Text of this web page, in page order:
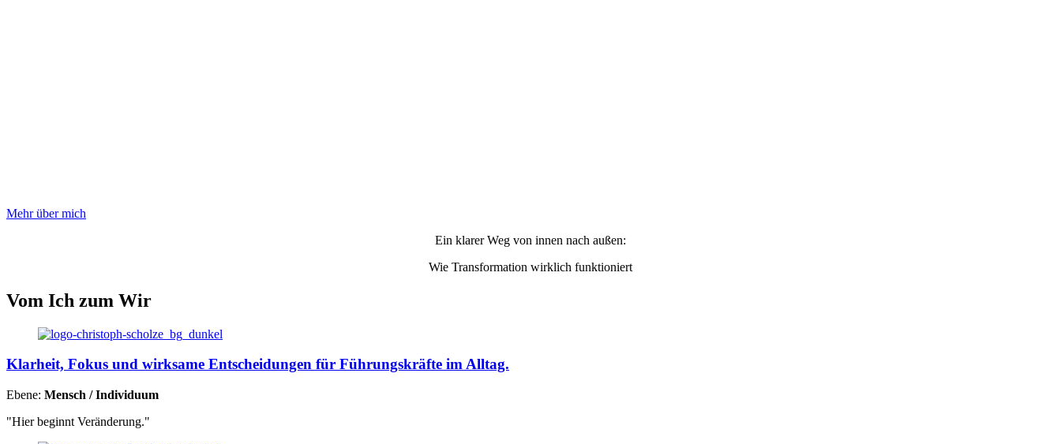
Mehr über mich
Ein klarer Weg von innen nach außen:
Wie Transformation wirklich funktioniert
Vom Ich zum Wir
Klarheit, Fokus und wirksame Entscheidungen für Führungskräfte im Alltag.
Ebene: Mensch / Individuum
"Hier beginnt Veränderung."